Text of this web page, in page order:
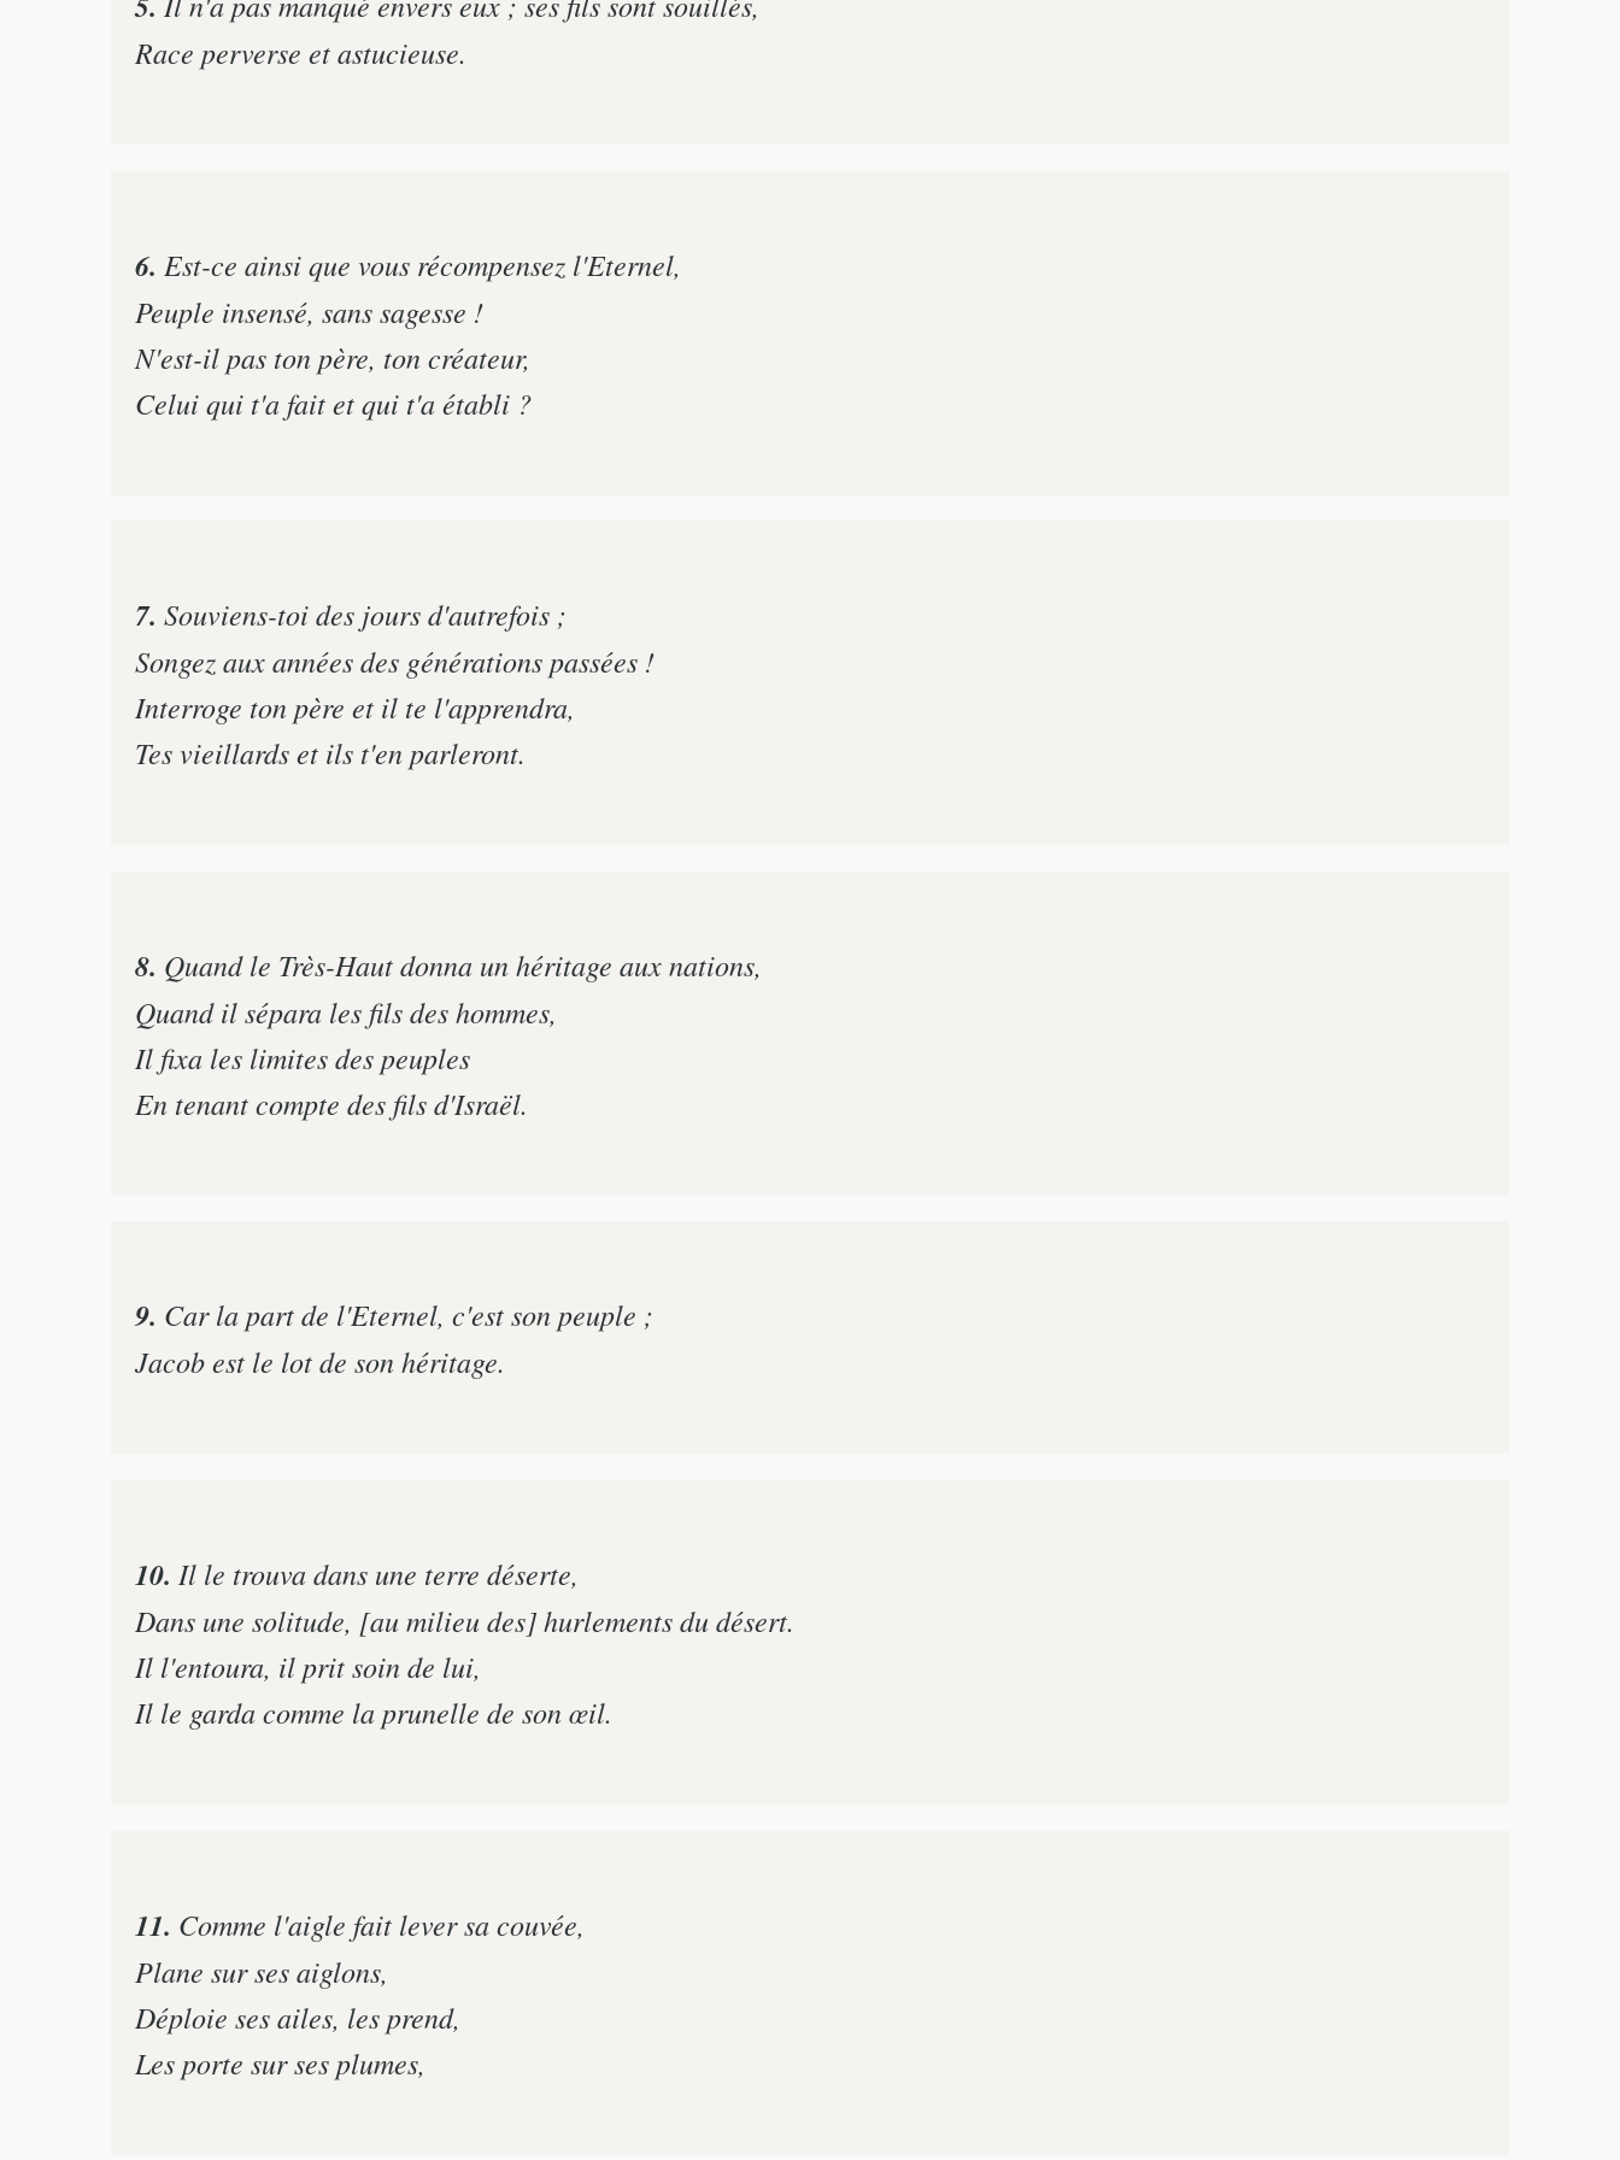
Race perverse et astucieuse.
6. Est-ce ainsi que vous récompensez l'Eternel,
Peuple insensé, sans sagesse !
N'est-il pas ton père, ton créateur,
Celui qui t'a fait et qui t'a établi ?
7. Souviens-toi des jours d'autrefois ;
Songez aux années des générations passées !
Interroge ton père et il te l'apprendra,
Tes vieillards et ils t'en parleront.
8. Quand le Très-Haut donna un héritage aux nations,
Quand il sépara les fils des hommes,
Il fixa les limites des peuples
En tenant compte des fils d'Israël.
9. Car la part de l'Eternel, c'est son peuple ;
Jacob est le lot de son héritage.
10. Il le trouva dans une terre déserte,
Dans une solitude, [au milieu des] hurlements du désert.
Il l'entoura, il prit soin de lui,
Il le garda comme la prunelle de son œil.
11. Comme l'aigle fait lever sa couvée,
Plane sur ses aiglons,
Déploie ses ailes, les prend,
Les porte sur ses plumes,